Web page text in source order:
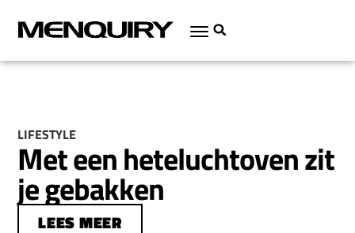
LIFESTYLE
Met een heteluchtoven zit
je gebakken
LEES MEER